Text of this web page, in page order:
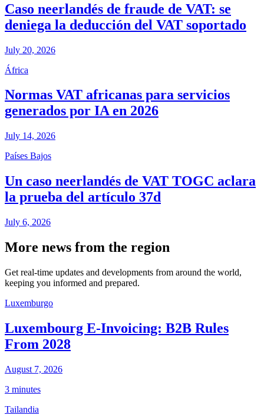
Caso neerlandés de fraude de VAT: se
deniega la deducción del VAT soportado
July 20, 2026
África
Normas VAT africanas para servicios
generados por IA en 2026
July 14, 2026
Países Bajos
Un caso neerlandés de VAT TOGC aclara
la prueba del artículo 37d
July 6, 2026
More news from the region
Get real-time updates and developments from around the world,
keeping you informed and prepared.
Luxemburgo
Luxembourg E-Invoicing: B2B Rules
From 2028
August 7, 2026
3 minutes
Tailandia